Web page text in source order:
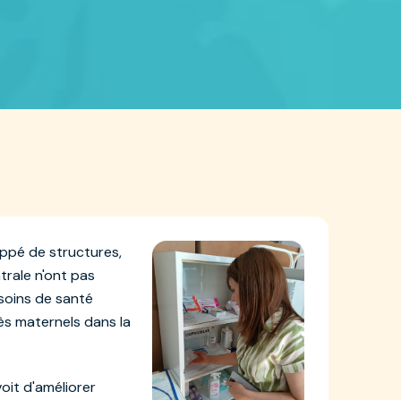
de structures,
n'ont pas
de santé
maternels dans la
d'améliorer